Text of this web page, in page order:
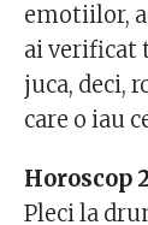
emotiilor,
ai verificat
juca, deci,
care o iau
Horoscop
Pleci la